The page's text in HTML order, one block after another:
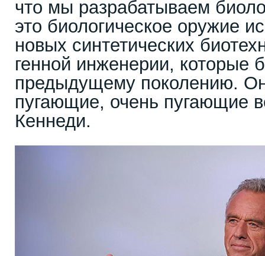
что мы разрабатываем
это биологическое оружие
новых синтетических
генной инженерии, которые
предыдущему поколению.
пугающие, очень пугающие
Кеннеди.